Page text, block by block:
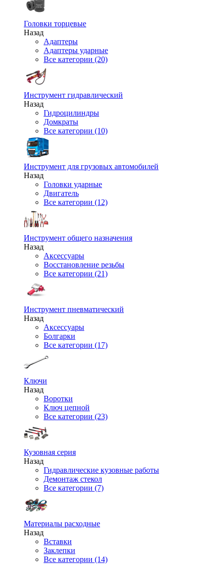
Головки торцевые
Назад
Адаптеры
Адаптеры ударные
Все категории (20)
Инструмент гидравлический
Назад
Гидроцилиндры
Домкраты
Все категории (10)
Инструмент для грузовых автомобилей
Назад
Головки ударные
Двигатель
Все категории (12)
Инструмент общего назначения
Назад
Аксессуары
Восстановление резьбы
Все категории (21)
Инструмент пневматический
Назад
Аксессуары
Болгарки
Все категории (17)
Ключи
Назад
Воротки
Ключ цепной
Все категории (23)
Кузовная серия
Назад
Гидравлические кузовные работы
Демонтаж стекол
Все категории (7)
Материалы расходные
Назад
Вставки
Заклепки
Все категории (14)